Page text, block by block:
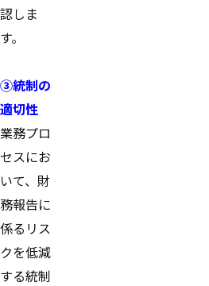
認しま
す。
③統制の
適切性
業務プロ
セスにお
いて、財
務報告に
係るリス
クを低減
する統制